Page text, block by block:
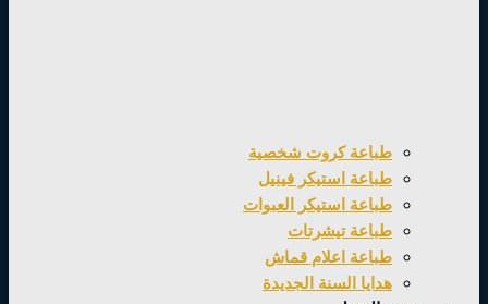
طباعة كروت شخصية
طباعة استيكر فينيل
طباعة استيكر العبوات
طباعة تيشرتات
طباعة اعلام قماش
هدايا السنة الجديدة